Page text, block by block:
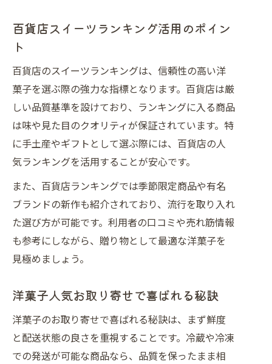
百貨店スイーツランキング活用のポイン
ト
百貨店のスイーツランキングは、信頼性の高い洋
菓子を選ぶ際の強力な指標となります。百貨店は厳
しい品質基準を設けており、ランキングに入る商品
は味や見た目のクオリティが保証されています。特
に手土産やギフトとして選ぶ際には、百貨店の人
気ランキングを活用することが安心です。
また、百貨店ランキングでは季節限定商品や有名
ブランドの新作も紹介されており、流行を取り入れ
た選び方が可能です。利用者の口コミや売れ筋情報
も参考にしながら、贈り物として最適な洋菓子を
見極めましょう。
洋菓子人気お取り寄せで喜ばれる秘訣
洋菓子のお取り寄せで喜ばれる秘訣は、まず鮮度
と配送状態の良さを重視することです。冷蔵や冷凍
での発送が可能な商品なら、品質を保ったまま相